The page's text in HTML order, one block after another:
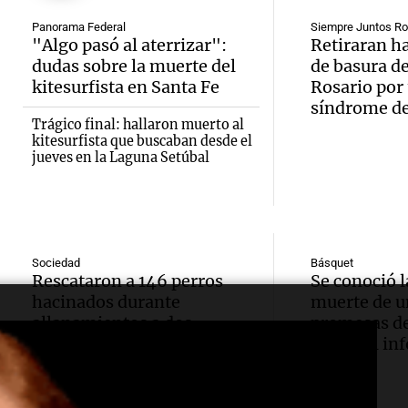
para
de la
Panorama
Episodios
la
rural
Panorama
Episodios
Audio.
llega
para
de la
justicia
Audio.
Panorama Federal
"Algo pasó al aterrizar":
dudas sobre la muerte del
kitesurfista en Santa Fe
Trágico final: hallaron muerto al
kitesurfista que buscaban desde el
jueves en la Laguna Setúbal
Siempre Juntos
Retiraran
de basura
Rosario por
síndrome
Sociedad
Rescataron a 146 perros
hacinados durante
allanamientos a dos
Básquet
Se conoció
muerte de
promesas
reveló el